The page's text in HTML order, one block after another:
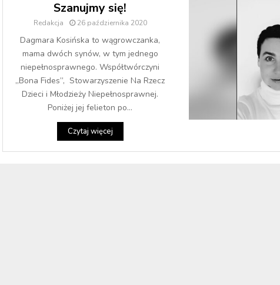
Szanujmy się!
Redakcja 26 października 2020
Dagmara Kosińska to wągrowczanka,
mama dwóch synów, w tym jednego
niepełnosprawnego. Współtwórczyni
„Bona Fides”, Stowarzyszenie Na Rzecz
Dzieci i Młodzieży Niepełnosprawnej.
Poniżej jej felieton po...
Czytaj więcej